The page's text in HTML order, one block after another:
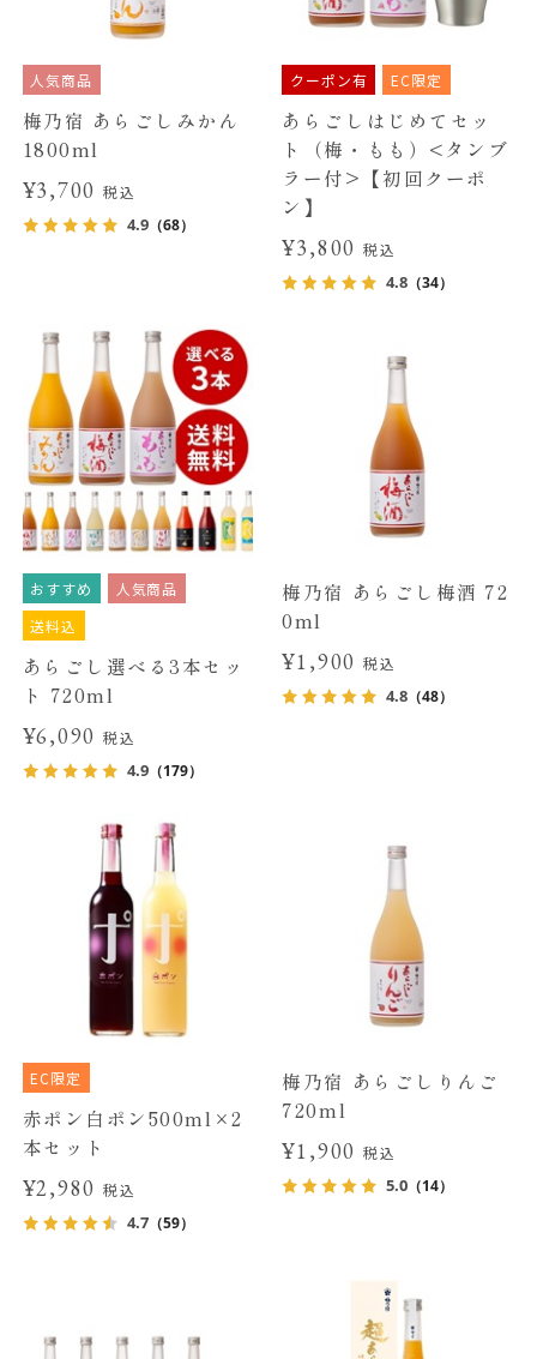
人気商品
梅乃宿 あらごしみかん
1800ml
¥3,700税込
4.9（68）
クーポン有 EC限定
あらごしはじめてセッ
ト（梅・もも）<タンブ
ラー付>【初回クーポ
ン】
¥3,800 税込
4.8 （34）
おすすめ
人気商品
送料込
あらごし選べる3本セッ
ト 720ml
¥6,090税込
4.9（179）
梅乃宿 あらごし梅酒 72
0ml
¥1,900 税込
4.8 （48）
EC限定
赤ポン白ポン500ml×2
本セット
¥2,980税込
4.7（59）
梅乃宿 あらごしりんご
720ml
¥1,900 税込
5.0 （14）